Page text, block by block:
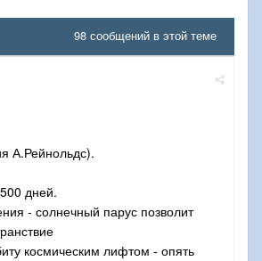
98 сообщений в этой теме
А.Рейнольдс).
дней.
- солнечный парус позволит
космическим лифтом - опять